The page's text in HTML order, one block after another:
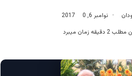
نوامبر 6, 2017
0
زمان میبرد